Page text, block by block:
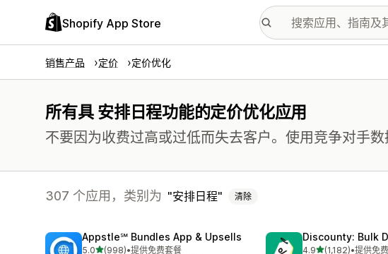
Shopify App Store
销售产品 定价 定价优化
所有具 安排日程功能的定价优化应用
不要因为收费过高或过低而失去客户。使用竞争对手数
307 个应用，类别为 安排日程 清除
Appstle℠ Bundles App & Upsells
5.0星（满分 5 星）
(998)•提供免费套餐
Discounty: Bulk
4.9星（满分 5 星）
(1,182)•提供免